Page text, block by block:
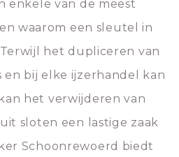
enkele van de meest
waarom een sleutel in
het dupliceren van
en bij elke ijzerhandel kan
het verwijderen van
sloten een lastige zaak
Schoonrewoerd biedt